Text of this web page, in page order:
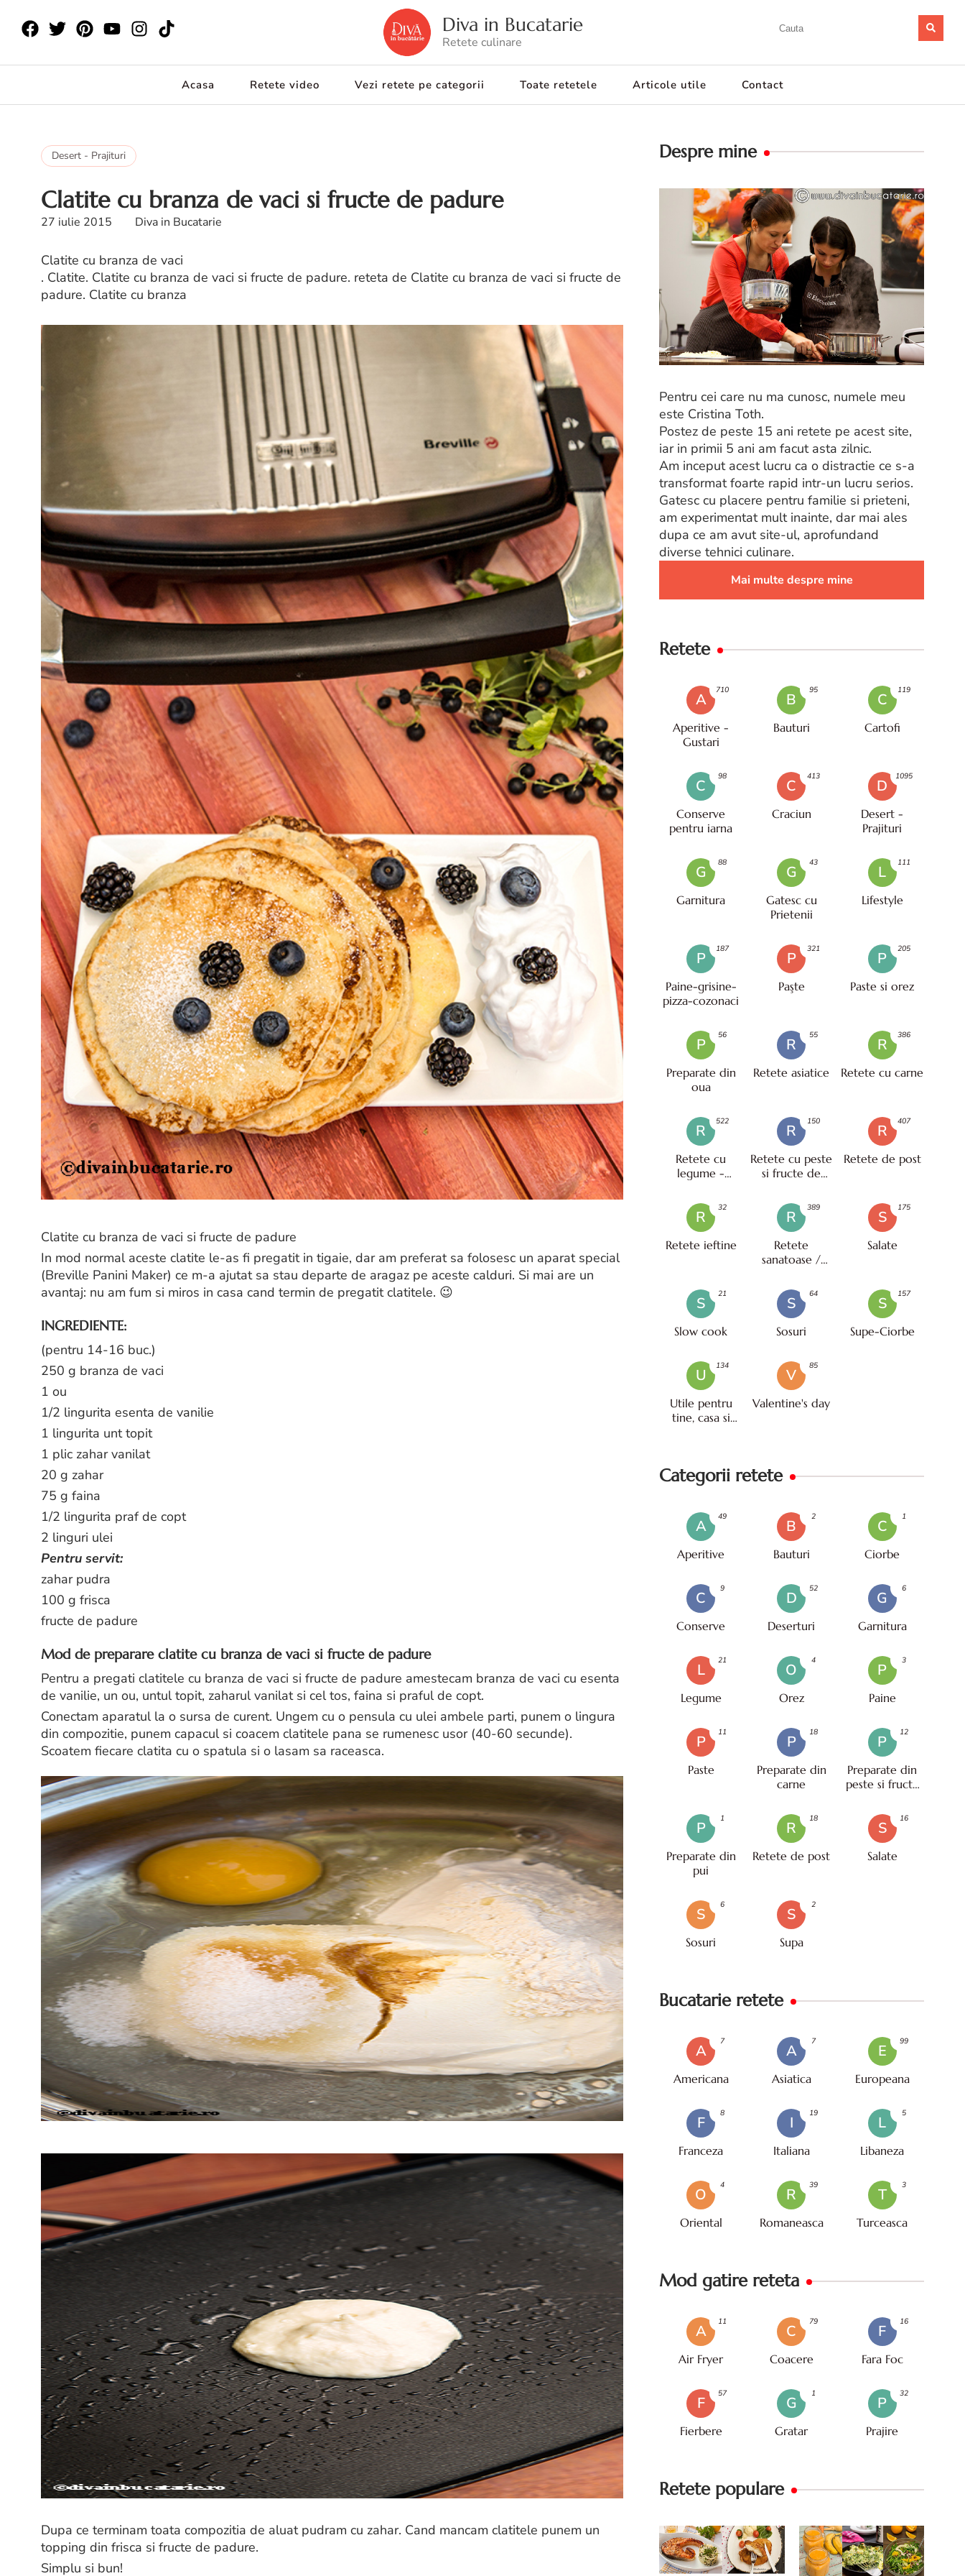
Diva in Bucatarie
Retete culinare
Acasa Retete video Vezi retete pe categorii Toate retetele Articole utile Contact
Desert - Prajituri
Clatite cu branza de vaci si fructe de padure
27 iulie 2015 Diva in Bucatarie
Clatite cu branza de vaci
. Clatite. Clatite cu branza de vaci si fructe de padure. reteta de Clatite cu branza de vaci si fructe de
padure. Clatite cu branza
Clatite cu branza de vaci si fructe de padure
In mod normal aceste clatite le-as fi pregatit in tigaie, dar am preferat sa folosesc un aparat special
(Breville Panini Maker) ce m-a ajutat sa stau departe de aragaz pe aceste calduri. Si mai are un
avantaj: nu am fum si miros in casa cand termin de pregatit clatitele. 😉
INGREDIENTE:
(pentru 14-16 buc.)
250 g branza de vaci
1 ou
1/2 lingurita esenta de vanilie
1 lingurita unt topit
1 plic zahar vanilat
20 g zahar
75 g faina
1/2 lingurita praf de copt
2 linguri ulei
Pentru servit:
zahar pudra
100 g frisca
fructe de padure
Mod de preparare clatite cu branza de vaci si fructe de padure
Pentru a pregati clatitele cu branza de vaci si fructe de padure amestecam branza de vaci cu esenta
de vanilie, un ou, untul topit, zaharul vanilat si cel tos, faina si praful de copt.
Conectam aparatul la o sursa de curent. Ungem cu o pensula cu ulei ambele parti, punem o lingura
din compozitie, punem capacul si coacem clatitele pana se rumenesc usor (40-60 secunde).
Scoatem fiecare clatita cu o spatula si o lasam sa raceasca.
Dupa ce terminam toata compozitia de aluat pudram cu zahar. Cand mancam clatitele punem un
topping din frisca si fructe de padure.
Simplu si bun!
Despre mine
Pentru cei care nu ma cunosc, numele meu
este Cristina Toth.
Postez de peste 15 ani retete pe acest site,
iar in primii 5 ani am facut asta zilnic.
Am inceput acest lucru ca o distractie ce s-a
transformat foarte rapid intr-un lucru serios.
Gatesc cu placere pentru familie si prieteni,
am experimentat mult inainte, dar mai ales
dupa ce am avut site-ul, aprofundand
diverse tehnici culinare.
Mai multe despre mine
Retete
A
Aperitive -
Gustari
710
B
Bauturi
95
C
Cartofi
119
C
Conserve
pentru iarna
98
C
Craciun
413
D
Desert -
Prajituri
1095
G
Garnitura
88
G
Gatesc cu
Prietenii
43
L
Lifestyle
111
P
Paine-grisine-
pizza-cozonaci
187
P
Paşte
321
P
Paste si orez
205
P
Preparate din
oua
56
R
Retete asiatice
55
R
Retete cu carne
386
R
Retete cu
legume -
522
R
Retete cu peste
si fructe de
150
R
Retete de post
407
R
Retete ieftine
32
R
Retete
sanatoase /
389
S
Salate
175
S
Slow cook
21
S
Sosuri
64
S
Supe-Ciorbe
157
U
Utile pentru
tine, casa si
134
V
Valentine's day
85
Categorii retete
A
Aperitive
49
B
Bauturi
2
C
Ciorbe
1
C
Conserve
9
D
Deserturi
52
G
Garnitura
6
L
Legume
21
O
Orez
4
P
Paine
3
P
Paste
11
P
Preparate din
carne
18
P
Preparate din
peste si fructe
12
P
Preparate din
pui
1
R
Retete de post
18
S
Salate
16
S
Sosuri
6
S
Supa
2
Bucatarie retete
A
Americana
7
A
Asiatica
7
E
Europeana
99
F
Franceza
8
I
Italiana
19
L
Libaneza
5
O
Oriental
4
R
Romaneasca
39
T
Turceasca
3
Mod gatire reteta
A
Air Fryer
11
C
Coacere
79
F
Fara Foc
16
F
Fierbere
57
G
Gratar
1
P
Prajire
32
Retete populare